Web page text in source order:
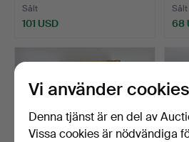
Sålt
101 USD
Sålt
68
Vi använder cookies
Denna tjänst är en del av
Vissa cookies är nödvändiga